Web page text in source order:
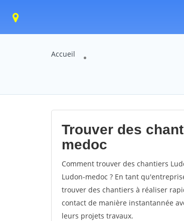
Accueil
Trouver des
medoc
Comment trouver des chantiers
Ludon-medoc ? En tant
trouver des chantiers à réaliser
contact de manière instantannée
leurs projets travaux.